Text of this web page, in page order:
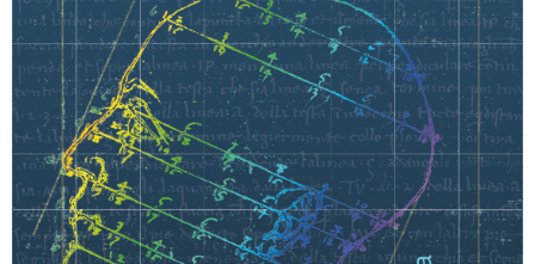
SHOP
ENGLISH